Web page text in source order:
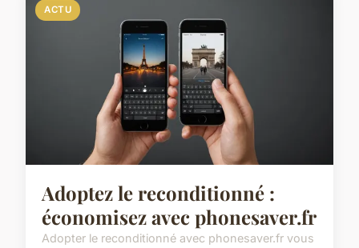
ACTU
Adoptez le reconditionné :
économisez avec phonesaver.fr
Adopter le reconditionné avec phonesaver.fr vous